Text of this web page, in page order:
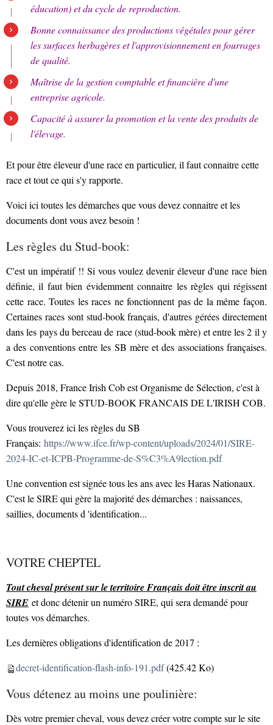
éducation) et du cycle de reproduction.
Bonne connaissance des productions végétales pour gérer
les surfaces herbagères et l'approvisionnement en fourrages
de qualité.
Maîtrise de la gestion comptable et financière d'une
entreprise agricole.
Capacité à assurer la promotion et la vente des produits de
l'élevage.
Et pour être éleveur d'une race en particulier, il faut connaitre cette
race et tout ce qui s'y rapporte.
Voici ici toutes les démarches que vous devez connaitre et les
documents dont vous avez besoin !
Les règles du Stud-book:
C'est un impératif !! Si vous voulez devenir éleveur d'une race bien
définie, il faut bien évidemment connaitre les règles qui régissent
cette race. Toutes les races ne fonctionnent pas de la même façon.
Certaines races sont stud-book français, d'autres gérées directement
dans les pays du berceau de race (stud-book mère) et entre les 2 il y
a des conventions entre les SB mère et des associations françaises.
C'est notre cas.
Depuis 2018, France Irish Cob est Organisme de Sélection, c'est à
dire qu'elle gère le STUD-BOOK FRANCAIS DE L'IRISH COB.
Vous trouverez ici les règles du SB
Français: https://www.ifce.fr/wp-content/uploads/2024/01/SIRE-
2024-IC-et-ICPB-Programme-de-S%C3%A9lection.pdf
Une convention est signée tous les ans avec les Haras Nationaux.
C'est le SIRE qui gère la majorité des démarches : naissances,
saillies, documents d 'identification...
VOTRE CHEPTEL
Tout cheval présent sur le territoire Français doit être inscrit au
SIRE et donc détenir un numéro SIRE, qui sera demandé pour
toutes vos démarches.
Les dernières obligations d'identification de 2017 :
decret-identification-flash-info-191.pdf(425.42 Ko)
Vous détenez au moins une poulinière:
Dès votre premier cheval, vous devez créer votre compte sur le site